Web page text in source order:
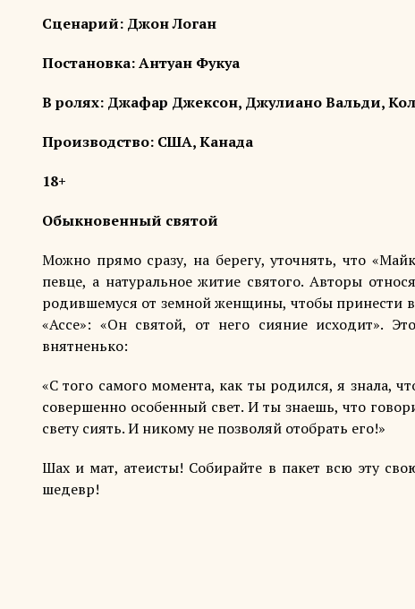
Сценарий: Джон Логан
Постановка: Антуан Фукуа
В ролях: Джафар Джексон, Джулиано Вальди,
Производство: США, Канада
18+
Обыкновенный святой
Можно прямо сразу, на берегу, уточнять, что
певце, а натуральное житие святого. Авторы
родившемуся от земной женщины, чтобы принести
«Ассе»: «Он святой, от него сияние исходит».
внятненько:
«С того самого момента, как ты родился, я знала,
совершенно особенный свет. И ты знаешь, что
свету сиять. И никому не позволяй отобрать его!»
Шах и мат, атеисты! Собирайте в пакет всю эту
шедевр!